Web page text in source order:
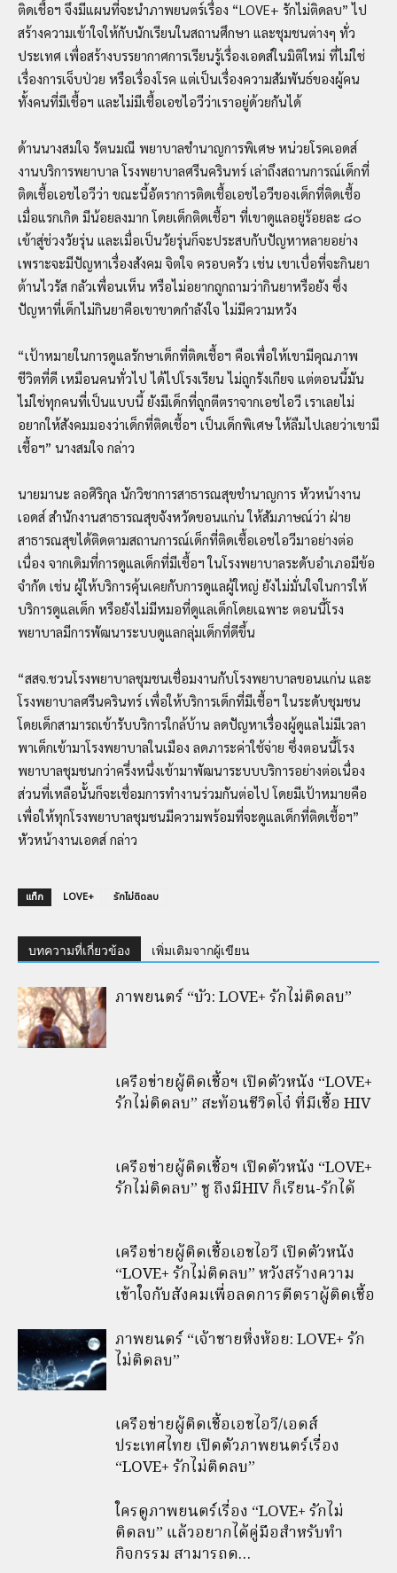
ติดเชื้อฯ จึงมีแผนที่จะนำภาพยนตร์เรื่อง “LOVE+ รักไม่ติดลบ” ไป
สร้างความเข้าใจให้กับนักเรียนในสถานศึกษา และชุมชนต่างๆ ทั่ว
ประเทศ เพื่อสร้างบรรยากาศการเรียนรู้เรื่องเอดส์ในมิติใหม่ ที่ไม่ใช่
เรื่องการเจ็บป่วย หรือเรื่องโรค แต่เป็นเรื่องความสัมพันธ์ของผู้คน
ทั้งคนที่มีเชื้อฯ และไม่มีเชื้อเอชไอวีว่าเราอยู่ด้วยกันได้
ด้านนางสมใจ รัตนมณี พยาบาลชำนาญการพิเศษ หน่วยโรคเอดส์
งานบริการพยาบาล โรงพยาบาลศรีนครินทร์ เล่าถึงสถานการณ์เด็กที่
ติดเชื้อเอชไอวีว่า ขณะนี้อัตราการติดเชื้อเอชไอวีของเด็กที่ติดเชื้อ
เมื่อแรกเกิด มีน้อยลงมาก โดยเด็กติดเชื้อฯ ที่เขาดูแลอยู่ร้อยละ ๘๐
เข้าสู่ช่วงวัยรุ่น และเมื่อเป็นวัยรุ่นก็จะประสบกับปัญหาหลายอย่าง
เพราะจะมีปัญหาเรื่องสังคม จิตใจ ครอบครัว เช่น เขาเบื่อที่จะกินยา
ต้านไวรัส กลัวเพื่อนเห็น หรือไม่อยากถูกถามว่ากินยาหรือยัง ซึ่ง
ปัญหาที่เด็กไม่กินยาคือเขาขาดกำลังใจ ไม่มีความหวัง
“เป้าหมายในการดูแลรักษาเด็กที่ติดเชื้อฯ คือเพื่อให้เขามีคุณภาพ
ชีวิตที่ดี เหมือนคนทั่วไป ได้ไปโรงเรียน ไม่ถูกรังเกียจ แต่ตอนนี้มัน
ไม่ใช่ทุกคนที่เป็นแบบนี้ ยังมีเด็กที่ถูกตีตราจากเอชไอวี เราเลยไม่
อยากให้สังคมมองว่าเด็กที่ติดเชื้อฯ เป็นเด็กพิเศษ ให้ลืมไปเลยว่าเขามี
เชื้อฯ” นางสมใจ กล่าว
นายมานะ ลอศิริกุล นักวิชาการสาธารณสุขชำนาญการ หัวหน้างาน
เอดส์ สำนักงานสาธารณสุขจังหวัดขอนแก่น ให้สัมภาษณ์ว่า ฝ่าย
สาธารณสุขได้ติดตามสถานการณ์เด็กที่ติดเชื้อเอชไอวีมาอย่างต่อ
เนื่อง จากเดิมที่การดูแลเด็กที่มีเชื้อฯ ในโรงพยาบาลระดับอำเภอมีข้อ
จำกัด เช่น ผู้ให้บริการคุ้นเคยกับการดูแลผู้ใหญ่ ยังไม่มั่นใจในการให้
บริการดูแลเด็ก หรือยังไม่มีหมอที่ดูแลเด็กโดยเฉพาะ ตอนนี้โรง
พยาบาลมีการพัฒนาระบบดูแลกลุ่มเด็กที่ดีขึ้น
“สสจ.ชวนโรงพยาบาลชุมชนเชื่อมงานกับโรงพยาบาลขอนแก่น และ
โรงพยาบาลศรีนครินทร์ เพื่อให้บริการเด็กที่มีเชื้อฯ ในระดับชุมชน
โดยเด็กสามารถเข้ารับบริการใกล้บ้าน ลดปัญหาเรื่องผู้ดูแลไม่มีเวลา
พาเด็กเข้ามาโรงพยาบาลในเมือง ลดภาระค่าใช้จ่าย ซึ่งตอนนี้โรง
พยาบาลชุมชนกว่าครึ่งหนึ่งเข้ามาพัฒนาระบบบริการอย่างต่อเนื่อง
ส่วนที่เหลือนั้นก็จะเชื่อมการทำงานร่วมกันต่อไป โดยมีเป้าหมายคือ
เพื่อให้ทุกโรงพยาบาลชุมชนมีความพร้อมที่จะดูแลเด็กที่ติดเชื้อฯ”
หัวหน้างานเอดส์ กล่าว
แท็ก LOVE+ รักไม่ติดลบ
บทความที่เกี่ยวข้อง เพิ่มเติมจากผู้เขียน
ภาพยนตร์ “บัว: LOVE+ รักไม่ติดลบ”
เครือข่ายผู้ติดเชื้อฯ เปิดตัวหนัง “LOVE+
รักไม่ติดลบ” สะท้อนชีวิตโจ๋ ที่มีเชื้อ HIV
เครือข่ายผู้ติดเชื้อฯ เปิดตัวหนัง “LOVE+
รักไม่ติดลบ” ชู ถึงมีHIV ก็เรียน-รักได้
เครือข่ายผู้ติดเชื้อเอชไอวี เปิดตัวหนัง
“LOVE+ รักไม่ติดลบ” หวังสร้างความ
เข้าใจกับสังคมเพื่อลดการตีตราผู้ติดเชื้อ
ภาพยนตร์ “เจ้าชายหิ่งห้อย: LOVE+ รัก
ไม่ติดลบ”
เครือข่ายผู้ติดเชื้อเอชไอวี/เอดส์
ประเทศไทย เปิดตัวภาพยนตร์เรื่อง
“LOVE+ รักไม่ติดลบ”
ใครดูภาพยนตร์เรื่อง “LOVE+ รักไม่
ติดลบ” แล้วอยากได้คู่มือสำหรับทำ
กิจกรรม สามารถด…